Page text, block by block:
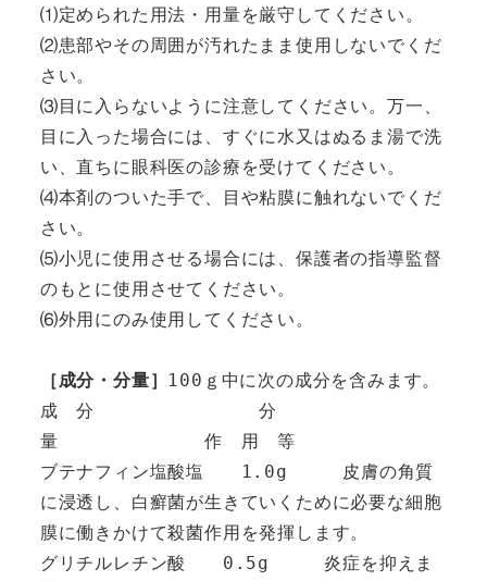
⑴定められた用法・用量を厳守してください。
⑵患部やその周囲が汚れたまま使用しないでくだ
さい。
⑶目に入らないように注意してください。万一、
目に入った場合には、すぐに水又はぬるま湯で洗
い、直ちに眼科医の診療を受けてください。
⑷本剤のついた手で、目や粘膜に触れないでくだ
さい。
⑸小児に使用させる場合には、保護者の指導監督
のもとに使用させてください。
⑹外用にのみ使用してください。
［成分・分量］ 100ｇ中に次の成分を含みます。
成　分　　　　　　　　　分
量　　　　　　　　作　用　等
ブテナフィン塩酸塩　　1.0g　　　皮膚の角質
に浸透し、白癬菌が生きていくために必要な細胞
膜に働きかけて殺菌作用を発揮します。
グリチルレチン酸　　0.5g　　　炎症を抑えま